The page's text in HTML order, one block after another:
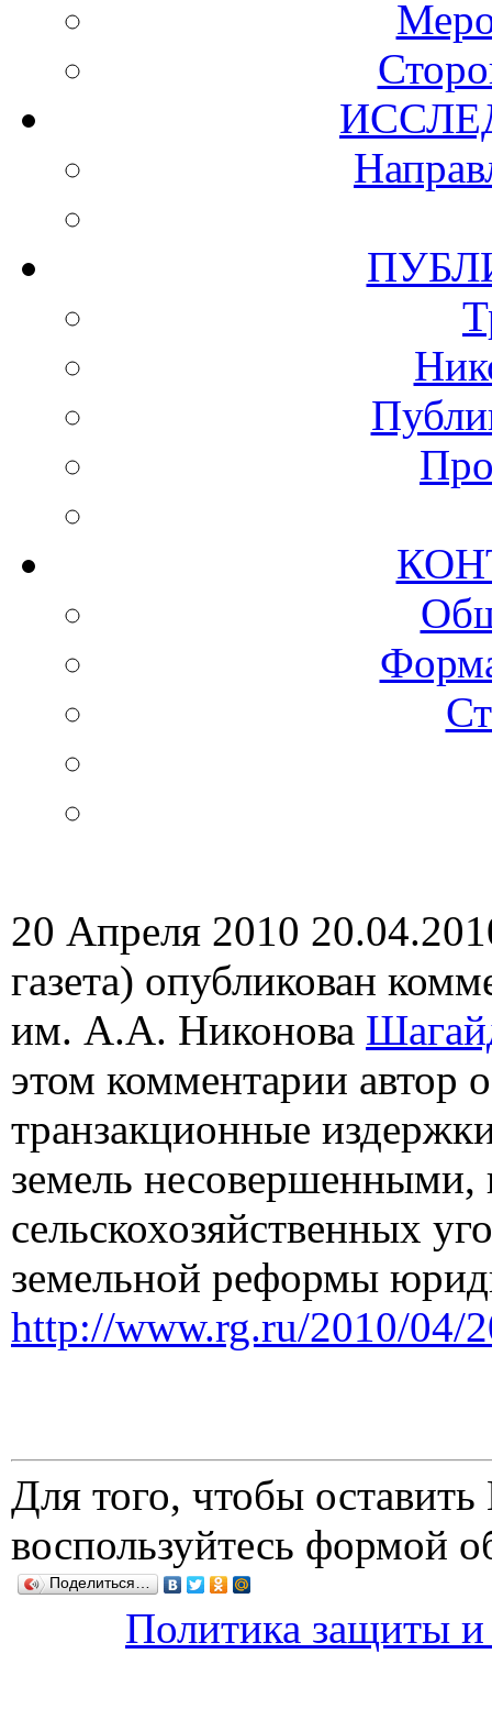
20 Апреля 2010
газета) опубликован
им. А.А. Никонова
этом комментарии автор
транзакционные
земель несовершенными,
сельскохозяйственных
земельной реформы
http://www.rg.ru/2010/04/
Для того, чтобы
воспользуйтесь формой
Поделиться…
Политика защиты